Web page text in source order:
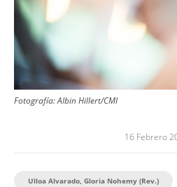
Fotografía:Albin Hillert/CMI
16 Febrero
Ulloa Alvarado, Gloria Nohemy (Rev.)